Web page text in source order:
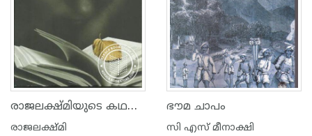
രാജലക്ഷ്‌മിയുടെ കഥകള്‍
രാജലക്ഷ്മി
ഭൗമ ചാപം
സി എസ് മീനാക്ഷി